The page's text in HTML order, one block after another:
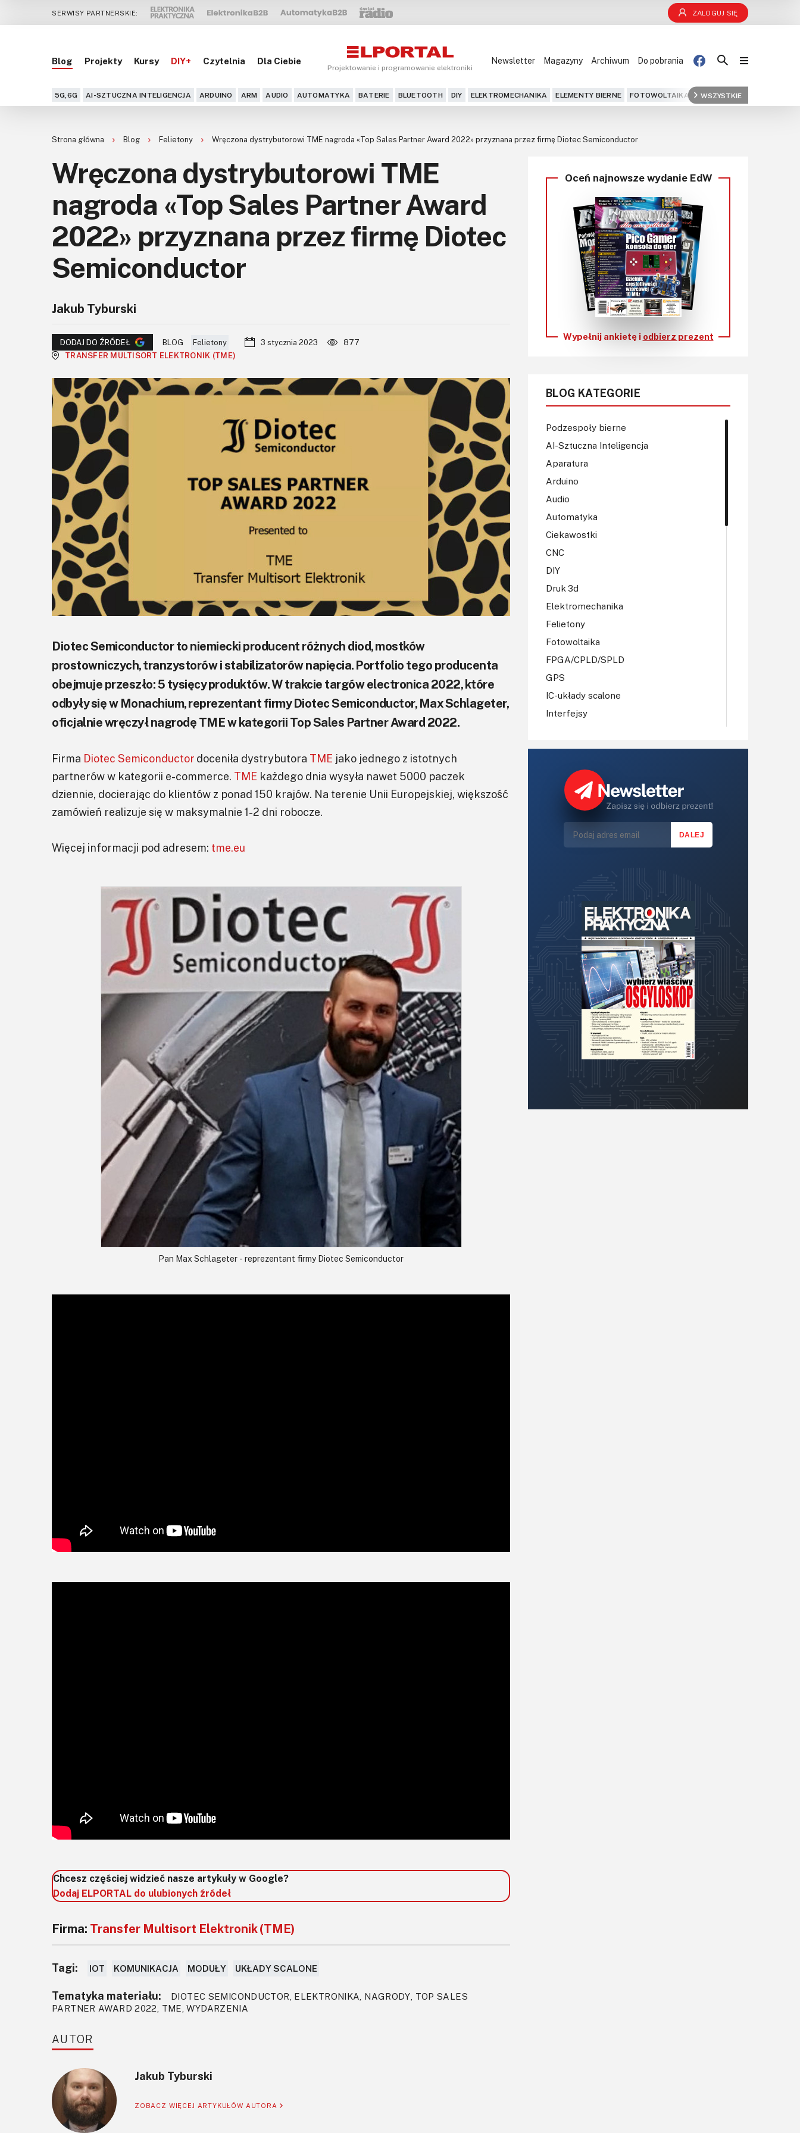
SERWISY PARTNERSKIE: ZALOGUJ SIĘ
Blog Projekty Kursy DIY+ Czytelnia Dla Ciebie
Projektowanie i programowanie elektroniki
Newsletter Magazyny Archiwum Do pobrania
5G,6G AI-SZTUCZNA INTELIGENCJA ARDUINO ARM AUDIO AUTOMATYKA BATERIE BLUETOOTH DIY ELEKTROMECHANIKA ELEMENTY BIERNE FOTOWOLTAIKA FPGA GPS
WSZYSTKIE
Blog
DIY+
Czytelnia
Dla Ciebie
KITy AVT
Kontakt
Do pobrania
Strona główna Blog Felietony Wręczona dystrybutorowi TME nagroda «Top Sales Partner Award 2022» przyznana przez firmę Diotec Semiconductor
Wręczona dystrybutorowi TME
nagroda «Top Sales Partner Award
2022» przyznana przez firmę Diotec
Semiconductor
Jakub Tyburski
DODAJ DO ŹRÓDEŁ BLOG Felietony 3 stycznia 2023
877
TRANSFER MULTISORT ELEKTRONIK (TME)
Diotec Semiconductor to niemiecki producent różnych diod, mostków
prostowniczych, tranzystorów i stabilizatorów napięcia. Portfolio tego producenta
obejmuje przeszło: 5 tysięcy produktów. W trakcie targów electronica 2022, które
odbyły się w Monachium, reprezentant firmy Diotec Semiconductor, Max Schlageter,
oficjalnie wręczył nagrodę TME w kategorii Top Sales Partner Award 2022.
Firma Diotec Semiconductor doceniła dystrybutora TME jako jednego z istotnych
partnerów w kategorii e-commerce. TME każdego dnia wysyła nawet 5000 paczek
dziennie, docierając do klientów z ponad 150 krajów. Na terenie Unii Europejskiej, większość
zamówień realizuje się w maksymalnie 1-2 dni robocze.
Więcej informacji pod adresem: tme.eu
Pan Max Schlageter - reprezentant firmy Diotec Semiconductor
Chcesz częściej widzieć nasze artykuły w Google?
Dodaj ELPORTAL do ulubionych źródeł
Firma: Transfer Multisort Elektronik (TME)
Tagi: IOT KOMUNIKACJA MODUŁY UKŁADY SCALONE
Tematyka materiału:
DIOTEC SEMICONDUCTOR, ELEKTRONIKA, NAGRODY, TOP SALES
PARTNER AWARD 2022, TME, WYDARZENIA
AUTOR
Jakub Tyburski
ZOBACZ WIĘCEJ ARTYKUŁÓW AUTORA
Oceń najnowsze wydanie EdW
Wypełnij ankietę i odbierz prezent
BLOG KATEGORIE
Podzespoły bierne
AI-Sztuczna Inteligencja
Aparatura
Arduino
Audio
Automatyka
Ciekawostki
CNC
DIY
Druk 3d
Elektromechanika
Felietony
Fotowoltaika
FPGA/CPLD/SPLD
GPS
IC-układy scalone
Interfejsy
Koła Naukowe
Książki
Lasery
LED/LCD/OLED
Mechatronika
Narzędzia
Optoelektronika
PCB/Montaż
Podstawy elektroniki
Podzespoły bierne
Półprzewodniki
Pomiary i testy
Projektowanie
Raspberry Pi